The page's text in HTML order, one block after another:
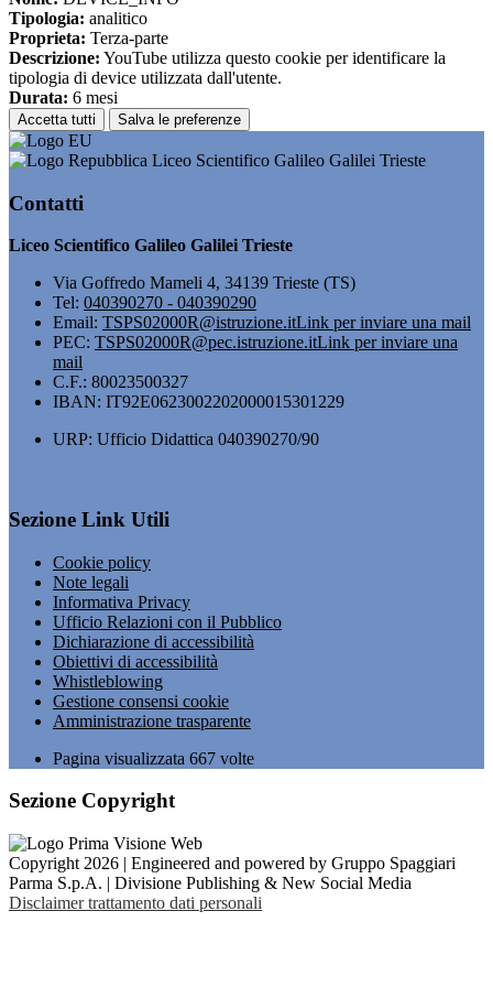
Tipologia: analitico
Proprieta: Terza-parte
Descrizione: YouTube utilizza questo cookie per identificare la
tipologia di device utilizzata dall'utente.
Durata: 6 mesi
Accetta tutti Salva le preferenze
Liceo Scientifico Galileo Galilei Trieste
Contatti
Liceo Scientifico Galileo Galilei Trieste
Via Goffredo Mameli 4, 34139 Trieste (TS)
Tel: 040390270 - 040390290
Email: TSPS02000R@istruzione.itLink per inviare una mail
PEC: TSPS02000R@pec.istruzione.itLink per inviare una
mail
C.F.: 80023500327
IBAN: IT92E0623002202000015301229
URP: Ufficio Didattica 040390270/90
Sezione Link Utili
Cookie policy
Note legali
Informativa Privacy
Ufficio Relazioni con il Pubblico
Dichiarazione di accessibilità
Obiettivi di accessibilità
Whistleblowing
Gestione consensi cookie
Amministrazione trasparente
Pagina visualizzata 667 volte
Sezione Copyright
Copyright 2026 | Engineered and powered by Gruppo Spaggiari
Parma S.p.A. | Divisione Publishing & New Social Media
Disclaimer trattamento dati personali